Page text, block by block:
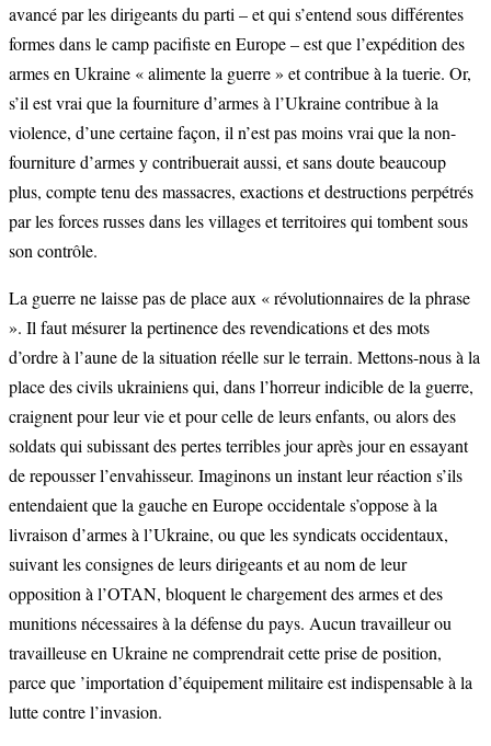
avancé par les dirigeants du parti – et qui s’entend sous différentes
formes dans le camp pacifiste en Europe – est que l’expédition des
armes en Ukraine « alimente la guerre » et contribue à la tuerie. Or,
s’il est vrai que la fourniture d’armes à l’Ukraine contribue à la
violence, d’une certaine façon, il n’est pas moins vrai que la non-
fourniture d’armes y contribuerait aussi, et sans doute beaucoup
plus, compte tenu des massacres, exactions et destructions perpétrés
par les forces russes dans les villages et territoires qui tombent sous
son contrôle.
La guerre ne laisse pas de place aux « révolutionnaires de la phrase
». Il faut mésurer la pertinence des revendications et des mots
d’ordre à l’aune de la situation réelle sur le terrain. Mettons-nous à la
place des civils ukrainiens qui, dans l’horreur indicible de la guerre,
craignent pour leur vie et pour celle de leurs enfants, ou alors des
soldats qui subissant des pertes terribles jour après jour en essayant
de repousser l’envahisseur. Imaginons un instant leur réaction s’ils
entendaient que la gauche en Europe occidentale s’oppose à la
livraison d’armes à l’Ukraine, ou que les syndicats occidentaux,
suivant les consignes de leurs dirigeants et au nom de leur
opposition à l’OTAN, bloquent le chargement des armes et des
munitions nécessaires à la défense du pays. Aucun travailleur ou
travailleuse en Ukraine ne comprendrait cette prise de position,
parce que ’importation d’équipement militaire est indispensable à la
lutte contre l’invasion.